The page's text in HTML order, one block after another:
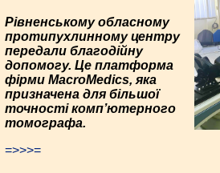
Рівненському обласному
протипухлинному центру
передали благодійну
допомогу. Це платформа
фірми MacroMedics, яка
призначена для більшої
точності комп’ютерного
томографа.
=>>>=